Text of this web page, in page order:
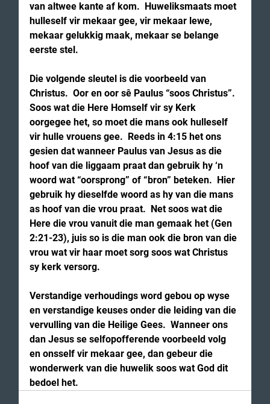
van altwee kante af kom.  Huweliksmaats moet
hulleself vir mekaar gee, vir mekaar lewe,
mekaar gelukkig maak, mekaar se belange
eerste stel.
Die volgende sleutel is die voorbeeld van
Christus.  Oor en oor sê Paulus “soos Christus”.
Soos wat die Here Homself vir sy Kerk
oorgegee het, so moet die mans ook hulleself
vir hulle vrouens gee.  Reeds in 4:15 het ons
gesien dat wanneer Paulus van Jesus as die
hoof van die liggaam praat dan gebruik hy ‘n
woord wat “oorsprong” of “bron” beteken.  Hier
gebruik hy dieselfde woord as hy van die mans
as hoof van die vrou praat.  Net soos wat die
Here die vrou vanuit die man gemaak het (Gen
2:21-23), juis so is die man ook die bron van die
vrou wat vir haar moet sorg soos wat Christus
sy kerk versorg.
Verstandige verhoudings word gebou op wyse
en verstandige keuses onder die leiding van die
vervulling van die Heilige Gees.  Wanneer ons
dan Jesus se selfopofferende voorbeeld volg
en onsself vir mekaar gee, dan gebeur die
wonderwerk van die huwelik soos wat God dit
bedoel het.